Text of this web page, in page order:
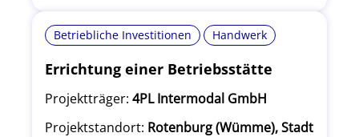
Betriebliche Investitionen Handwerk
Errichtung einer Betriebsstätte
Projektträger: 4PL Intermodal GmbH
Projektstandort: Rotenburg (Wümme), Stadt